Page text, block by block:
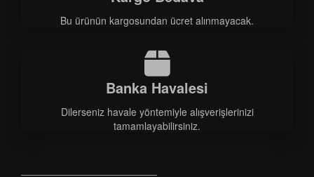
Bu ürünün kargosundan ücret alınmayacak.
Banka Havalesi
Dilerseniz havale yöntemiyle alışverişlerinizi
tamamlayabilirsiniz.